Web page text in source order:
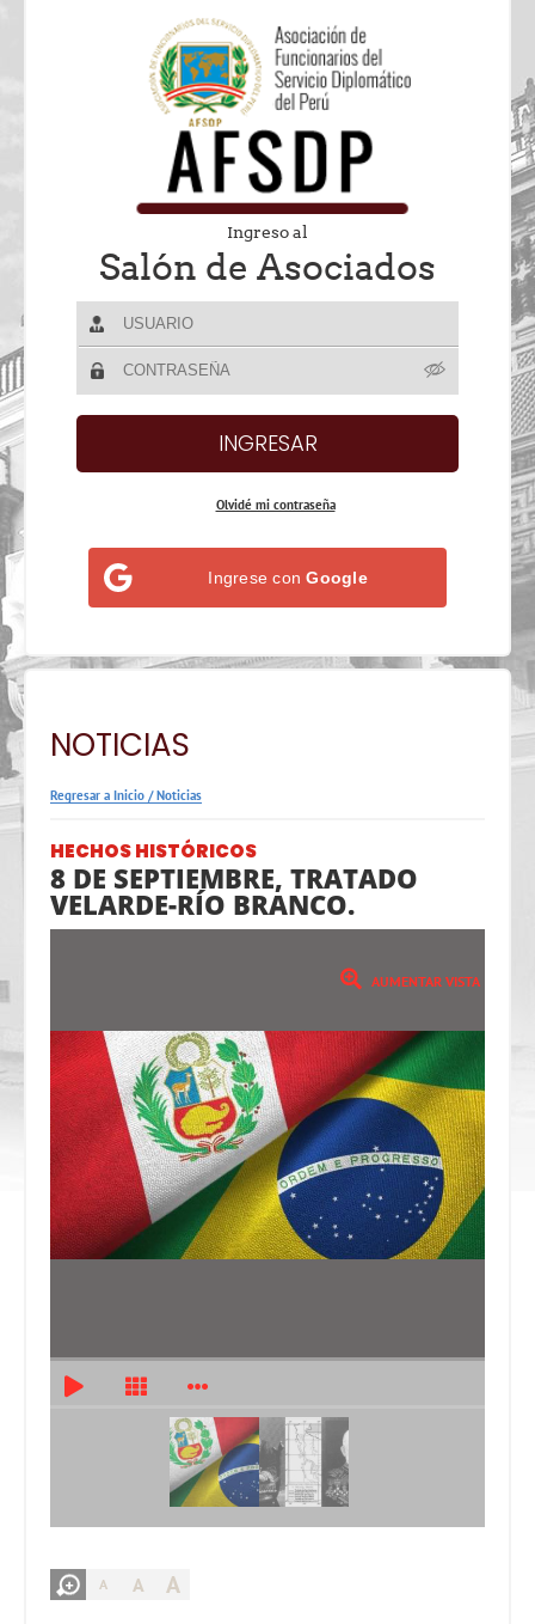
Ingreso al
Salón de Asociados
Olvidé mi contraseña
Ingrese conGoogle
NOTICIAS
Regresar a Inicio /Noticias
HECHOS HISTÓRICOS
8 DE SEPTIEMBRE, TRATADO
VELARDE-RÍO BRANCO.
A A A